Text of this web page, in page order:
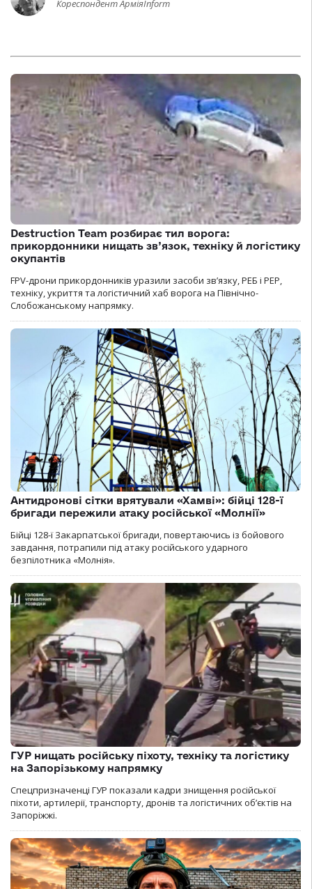
Кореспондент АрміяInform
Destruction Team розбирає тил ворога:
прикордонники нищать зв’язок, техніку й логістику
окупантів
FPV-дрони прикордонників уразили засоби зв’язку, РЕБ і РЕР,
техніку, укриття та логістичний хаб ворога на Північно-
Слобожанському напрямку.
Антидронові сітки врятували «Хамві»: бійці 128-ї
бригади пережили атаку російської «Молнії»
Бійці 128-ї Закарпатської бригади, повертаючись із бойового
завдання, потрапили під атаку російського ударного
безпілотника «Молнія».
ГУР нищать російську піхоту, техніку та логістику
на Запорізькому напрямку
Спецпризначенці ГУР показали кадри знищення російської
піхоти, артилерії, транспорту, дронів та логістичних об’єктів на
Запоріжжі.